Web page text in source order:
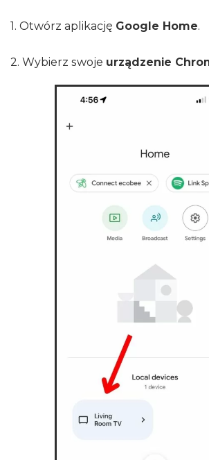
1. Otwórz aplikację Google Home.
2. Wybierz swoje urządzenie